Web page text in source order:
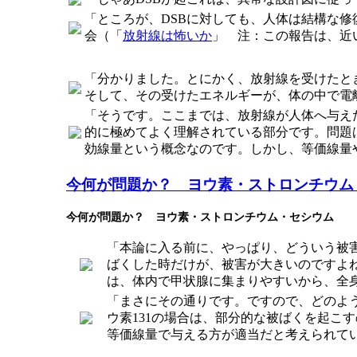
「ところが、DSBに対しても、人体は結構な
会（「 放射線は怖いか 」 注：この報告は、近
「分かりました。とにかく、放射線を受けた
そして、その受けたエネルギーが、体の中で
「そうです。ここまでは、放射線が人体へ与
的に極めてよく理解されている部分です。問
効線量という概念なのです。しかし、等価線
今何が問題か？ ヨウ素・ストロンチウム
今何が問題か？ ヨウ素・ストロンチウム・セシウム
「本論に入る前に、やっぱり、どういう
ばくした時だけが、被害が大きいのですよ
は、体内で甲状腺に集まりやすいから、
「まさにその通りです。ですので、どの
ウ素131の場合は、部分的な被ばくを起こ
等価線量で与える方が適当だと考えられて